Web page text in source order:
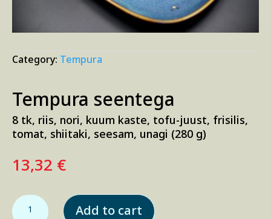
Category:Tempura
Tempura seentega
8 tk, riis, nori, kuum kaste, tofu-juust, frisilis,
tomat, shiitaki, seesam, unagi (280 g)
13,32€
Tempura seentega quantity
Add to cart